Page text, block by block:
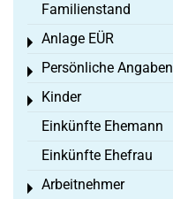
Familienstand
Anlage EÜR
Toggle menu
Persönliche Angaben
Toggle menu
Kinder
Toggle menu
Einkünfte Ehemann
Einkünfte Ehefrau
Arbeitnehmer
Toggle menu